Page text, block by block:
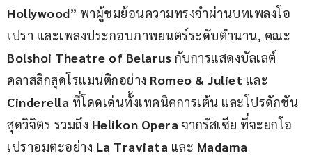
Hollywood” พาผู้ชมย้อนความทรงจำผ่านบทเพลงโอ
เปรา และเพลงประกอบภาพยนตร์ระดับตำนาน, คณะ
Bolshoi Theatre of Belarus กับการแสดงบัลเลต์
คลาสสิกสุดโรแมนติกอย่าง Romeo & Juliet และ
Cinderella ที่โดดเด่นทั้งเทคนิคการเต้น และโปรดักชัน
สุดวิจิตร รวมถึง Helikon Opera จากรัสเซีย ที่จะยกโอ
เปราอมตะอย่าง La Traviata และ Madama